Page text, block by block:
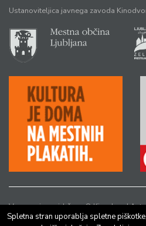
Ustanoviteljica javnega zavoda
Vse pravice pridržane © Kinodvor |
osebnih podatkov
Spletna stran uporablja spletne